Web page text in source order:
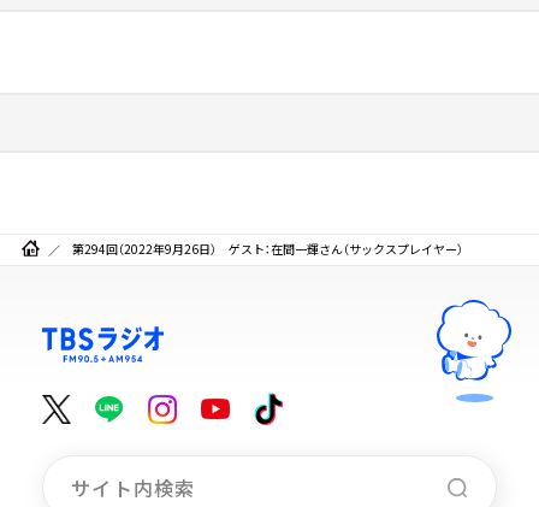
第294回（2022年9月26日） ゲスト：在間一輝さん（サックスプレイヤー）